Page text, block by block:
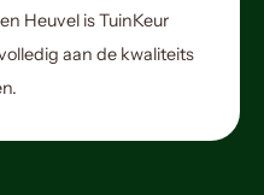
Heuvel is TuinKeur
aan de kwaliteits